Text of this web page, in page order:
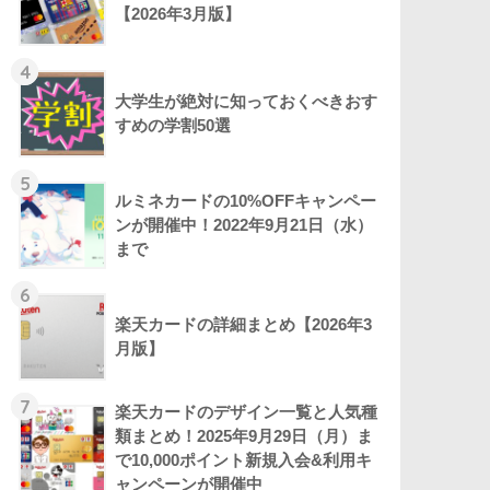
【2026年3月版】
4
大学生が絶対に知っておくべきおす
すめの学割50選
5
ルミネカードの10%OFFキャンペー
ンが開催中！2022年9月21日（水）
まで
6
楽天カードの詳細まとめ【2026年3
月版】
7
楽天カードのデザイン一覧と人気種
類まとめ！2025年9月29日（月）ま
で10,000ポイント新規入会&利用キ
ャンペーンが開催中